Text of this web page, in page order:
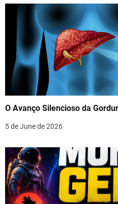
O Avanço Silencioso da
5 de June de 2026